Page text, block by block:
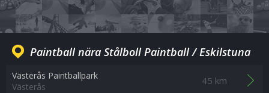
Paintball nära Stålboll Paintball / Eskilstuna
Västerås Paintballpark
Västerås
45 km